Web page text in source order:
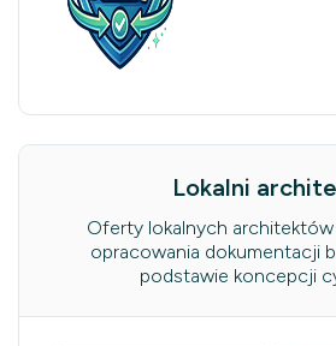
Lokalni
Oferty lokalnych
opracowania dokumentacji
podstawie koncepcji